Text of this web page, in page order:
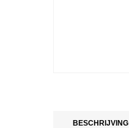
BESCHRIJVING